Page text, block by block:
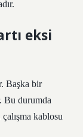
eksi
Başka bir
Bu durumda
kablosu